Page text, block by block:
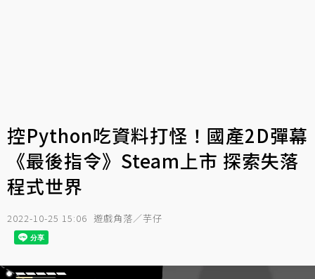
控Python吃資料打怪！國產2D彈幕
《最後指令》Steam上市 探索失落
程式世界
2022-10-25 15:06 遊戲角落／芋仔